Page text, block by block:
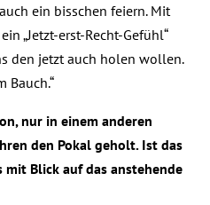
ein bisschen feiern. Mit
„Jetzt-erst-Recht-Gefühl“
den jetzt auch holen wollen.
Bauch.“
nur in einem anderen
den Pokal geholt. Ist das
Blick auf das anstehende